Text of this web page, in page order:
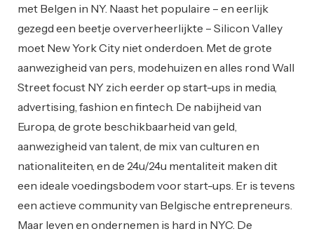
met Belgen in NY. Naast het populaire – en eerlijk
gezegd een beetje oververheerlijkte – Silicon Valley
moet New York City niet onderdoen. Met de grote
aanwezigheid van pers, modehuizen en alles rond Wall
Street focust NY zich eerder op start-ups in media,
advertising, fashion en fintech. De nabijheid van
Europa, de grote beschikbaarheid van geld,
aanwezigheid van talent, de mix van culturen en
nationaliteiten, en de 24u/24u mentaliteit maken dit
een ideale voedingsbodem voor start-ups. Er is tevens
een actieve community van Belgische entrepreneurs.
Maar leven en ondernemen is hard in NYC. De